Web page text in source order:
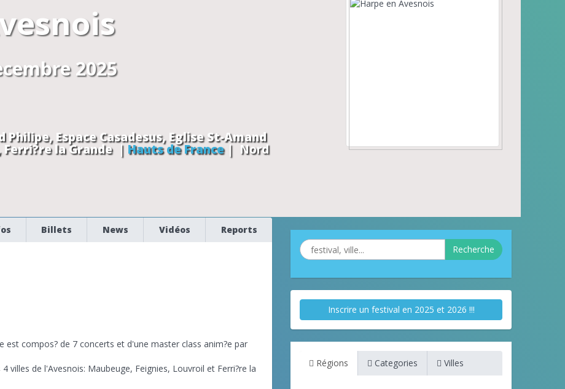
2025
Philipe, Espace Casadesus, Eglise St-Amand
la Grande| Hauts de France| Nord
Billets News Vidéos Reports
est compos? de 7 concerts et d'une master class anim?e par
villes de l'Avesnois: Maubeuge, Feignies, Louvroil et Ferri?re la
Recherche
Inscrire un festival en 2025 et 2026 !!!
Régions Categories Villes